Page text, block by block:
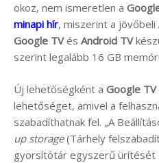
okoz, nem ismeretlen a
minapi hír, miszerint a jövőbeli
Google TVés Android TV
szerint legalább 16 GB
Új lehetőségként a Google TV
lehetőséget, amivel a
szabadíthatnak fel. „A
up storage(Tárhely
gyorsítótár egyszerű ürítését